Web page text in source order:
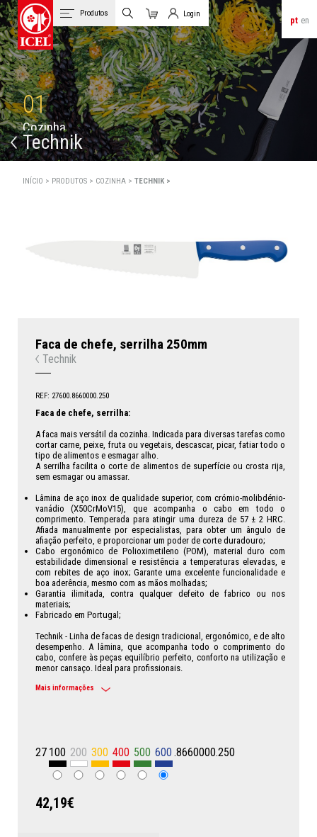
pt en
Produtos
Carrinho
Login
Login de Clientes
01
Cozinha
Technik
INÍCIO > PRODUTOS > COZINHA >TECHNIK >
Faca de chefe, serrilha 250mm
Technik
REF: 27600.8660000.250
Faca de chefe, serrilha:
A faca mais versátil da cozinha. Indicada para diversas tarefas como
cortar carne, peixe, fruta ou vegetais, descascar, picar, fatiar todo o
tipo de alimentos e esmagar alho.
A serrilha facilita o corte de alimentos de superfície ou crosta rija,
sem esmagar ou amassar.
Lâmina de aço inox de qualidade superior, com crómio-molibdénio-
vanádio (X50CrMoV15), que acompanha o cabo em todo o
comprimento. Temperada para atingir uma dureza de 57 ± 2 HRC.
Afiada manualmente por especialistas, para obter um ângulo de
afiação perfeito, e proporcionar um poder de corte duradouro;
Cabo ergonómico de Polioximetileno (POM), material duro com
estabilidade dimensional e resistência a temperaturas elevadas, e
com rebites de aço inox; Garante uma excelente funcionalidade e
boa aderência, mesmo com as mãos molhadas;
Garantia ilimitada, contra qualquer defeito de fabrico ou nos
materiais;
Fabricado em Portugal;
Technik - Linha de facas de design tradicional, ergonómico, e de alto
desempenho. A lâmina, que acompanha todo o comprimento do
cabo, confere às peças equilíbrio perfeito, conforto na utilização e
menor cansaço. Ideal para profissionais.
Mais informações
27 100 200 300 400 500 600 .8660000.250
42,19€